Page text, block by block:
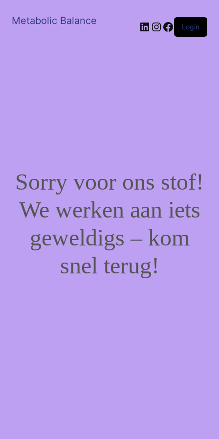
Metabolic Balance LinkedIn
Instagram
Facebook
Login
Sorry voor ons stof!
We werken aan iets
geweldigs – kom
snel terug!